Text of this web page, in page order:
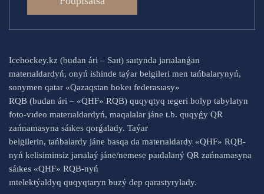
Icehockey.kz (budan ári – Saıt) saıtynda jarıalanǵan
materıaldardyń, onyń ishinde taýar belgileri men tańbalarynyń,
sonymen qatar «Qazaqstan hokeı federasıasy»
RQB (budan ári – «QHF» RQB) quqyqtyq ıegeri bolyp tabylatyn
foto-vıdeo materıaldardyń, maqalalar jáne t.b. quqyǵy QR
zańnamasyna sáıkes qorǵalady. Taýar
belgilerin, tańbalardy jáne basqa da materıaldardy «QHF» RQB-
nyń kelisiminsiz jarıalaý jáne/nemese paıdalaný QR zańnamasyna
sáıkes «QHF» RQB-nyń
ıntelektýaldyq quqyqtaryn buzý dep qarastyrylady.